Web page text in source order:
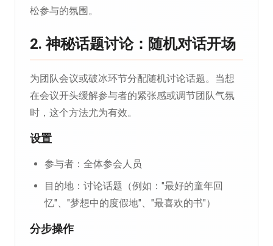
松参与的氛围。
2. 神秘话题讨论：随机对话开场
为团队会议或破冰环节分配随机讨论话题。当想
在会议开头缓解参与者的紧张感或调节团队气氛
时，这个方法尤为有效。
设置
参与者：全体参会人员
目的地：讨论话题（例如："最好的童年回
忆"、"梦想中的度假地"、"最喜欢的书"）
分步操作